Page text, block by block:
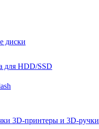
диски
для HDD/SSD
3D-принтеры и 3D-ручки